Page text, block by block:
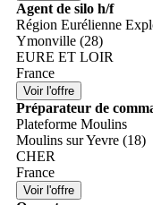
Agent de silo h/f
Région Eurélienne
Ymonville (28)
EURE ET LOIR
France
Préparateur de
Plateforme Moulins
Moulins sur Yevre (18)
CHER
France